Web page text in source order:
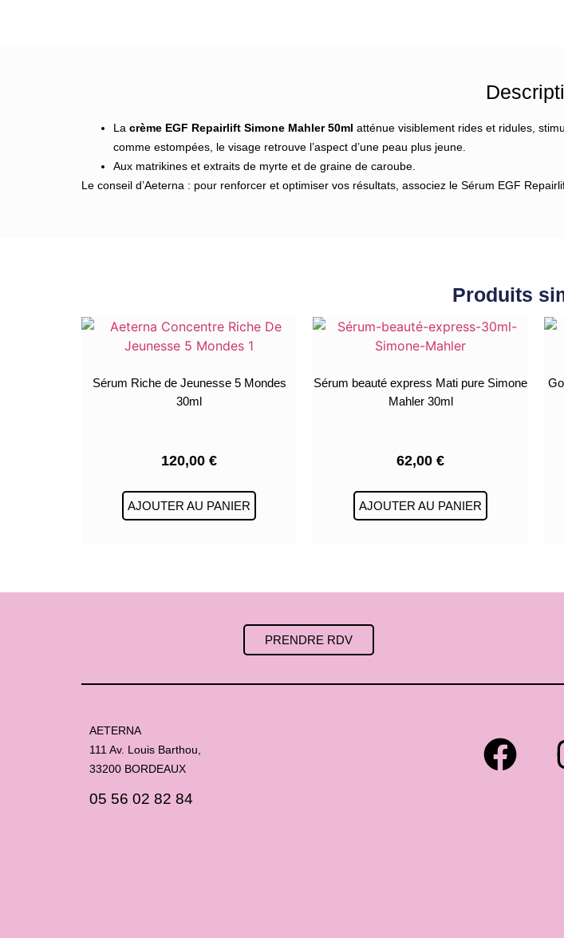
La crème EGF Repairlift Simone Mahler 50ml atténue visiblement rides et ridules,
comme estompées, le visage retrouve l’aspect d’une peau plus jeune.
Aux matrikines et extraits de myrte et de graine de caroube.
Le conseil d’Aeterna : pour renforcer et optimiser vos résultats, associez le Sérum EGF
Produits
Sérum Riche de Jeunesse 5 Mondes
30ml
120,00 €
AJOUTER AU PANIER
Sérum beauté express Mati pure Simone
Mahler 30ml
62,00 €
AJOUTER AU PANIER
PRENDRE RDV
AETERNA
111 Av. Louis Barthou,
33200 BORDEAUX
05 56 02 82 84